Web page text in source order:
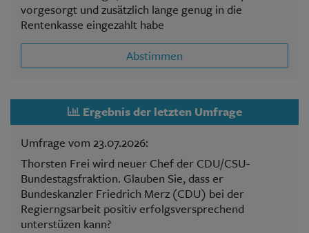
vorgesorgt und zusätzlich lange genug in die
Rentenkasse eingezahlt habe
Abstimmen
Ergebnis der letzten Umfrage
Umfrage vom 23.07.2026:
Thorsten Frei wird neuer Chef der CDU/CSU-
Bundestagsfraktion. Glauben Sie, dass er
Bundeskanzler Friedrich Merz (CDU) bei der
Regierngsarbeit positiv erfolgsversprechend
unterstüzen kann?